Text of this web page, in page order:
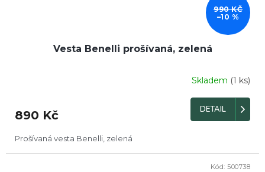
990 KČ
–10 %
Vesta Benelli prošívaná, zelená
Skladem (1 ks)
890 Kč DETAIL
Prošívaná vesta Benelli, zelená
Kód: 500738